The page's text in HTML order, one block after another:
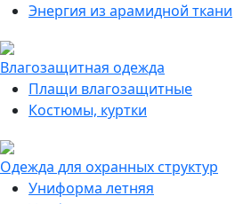
Энергия из арамидной ткани
Влагозащитная одежда
Плащи влагозащитные
Костюмы, куртки
Одежда для охранных структур
Униформа летняя